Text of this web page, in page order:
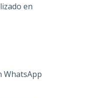
en
WhatsApp